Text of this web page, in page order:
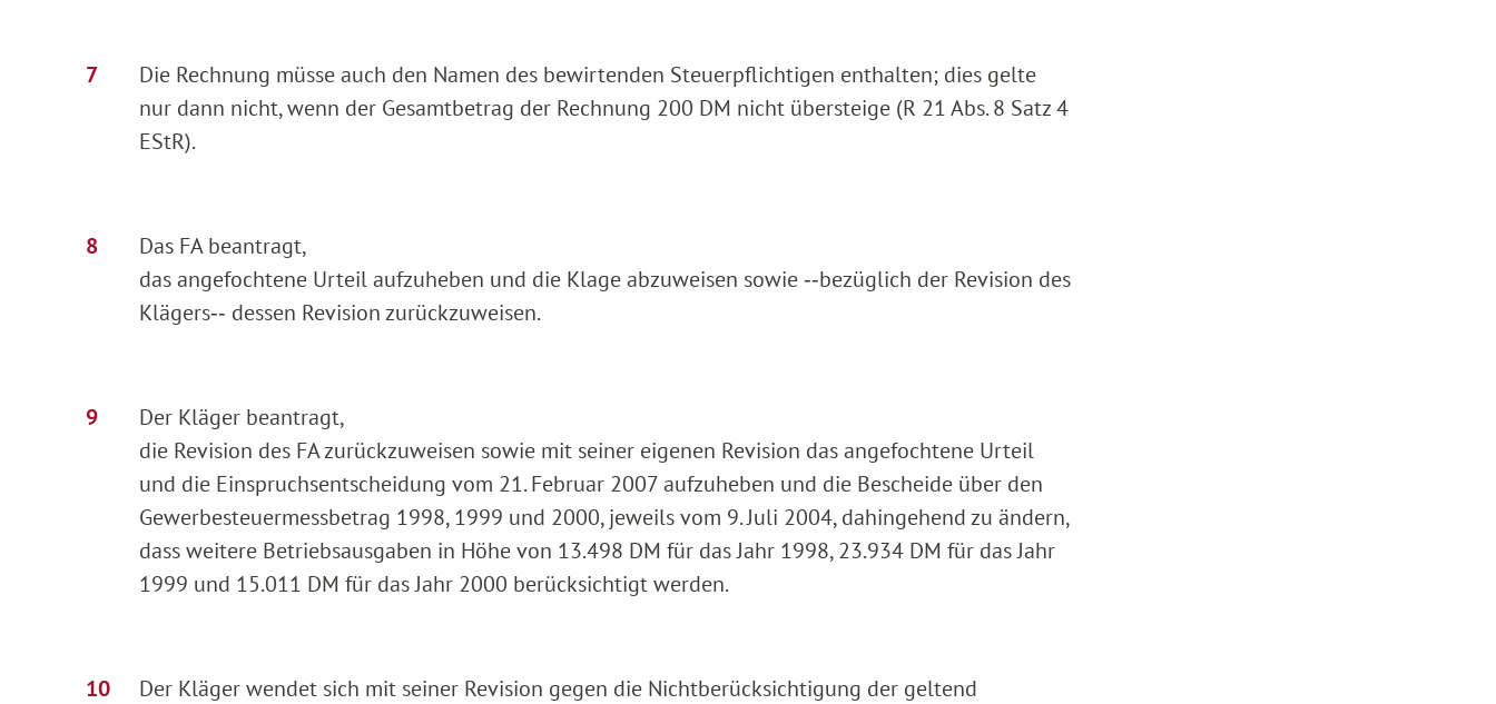
Die Rechnung müsse auch den Namen des bewirtenden Steuerpflichtigen enthalten; dies gelte
nur dann nicht, wenn der Gesamtbetrag der Rechnung 200 DM nicht übersteige (R 21 Abs. 8 Satz 4
EStR).
Das FA beantragt,
das angefochtene Urteil aufzuheben und die Klage abzuweisen sowie ‑‑bezüglich der Revision des
Klägers‑‑ dessen Revision zurückzuweisen.
Der Kläger beantragt,
die Revision des FA zurückzuweisen sowie mit seiner eigenen Revision das angefochtene Urteil
und die Einspruchsentscheidung vom 21. Februar 2007 aufzuheben und die Bescheide über den
Gewerbesteuermessbetrag 1998, 1999 und 2000, jeweils vom 9. Juli 2004, dahingehend zu ändern,
dass weitere Betriebsausgaben in Höhe von 13.498 DM für das Jahr 1998, 23.934 DM für das Jahr
1999 und 15.011 DM für das Jahr 2000 berücksichtigt werden.
Der Kläger wendet sich mit seiner Revision gegen die Nichtberücksichtigung der geltend